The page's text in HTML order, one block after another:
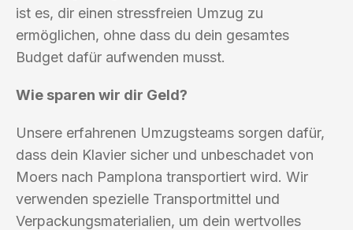
ist es, dir einen stressfreien Umzug zu
ermöglichen, ohne dass du dein gesamtes
Budget dafür aufwenden musst.
Wie sparen wir dir Geld?
Unsere erfahrenen Umzugsteams sorgen dafür,
dass dein Klavier sicher und unbeschadet von
Moers nach Pamplona transportiert wird. Wir
verwenden spezielle Transportmittel und
Verpackungsmaterialien, um dein wertvolles